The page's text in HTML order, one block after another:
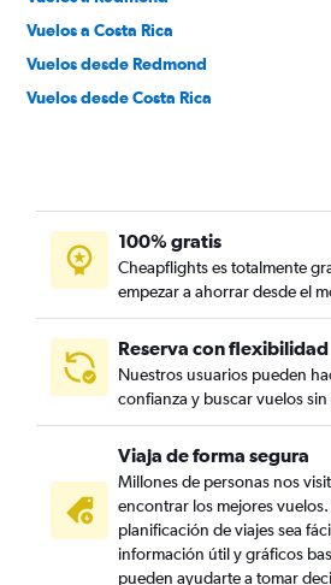
Vuelos a Costa Rica
Vuelos desde Redmond
Vuelos desde Costa Rica
100% gratis
Cheapflights es totalmente
empezar a ahorrar desde el
Reserva con flexibilidad
Nuestros usuarios pueden
confianza y buscar vuelos
Viaja de forma segura
Millones de personas nos
encontrar los mejores
planificación de viajes sea
información útil y gráficos
pueden ayudarte a tomar